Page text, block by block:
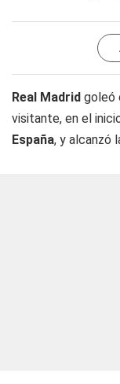
Real Madrid goleó
visitante, en el
España, y alcanzó